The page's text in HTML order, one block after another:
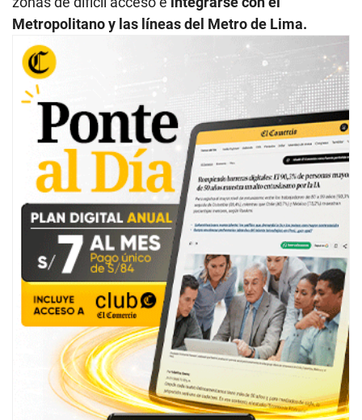
Metropolitano y las líneas del Metro de Lima.